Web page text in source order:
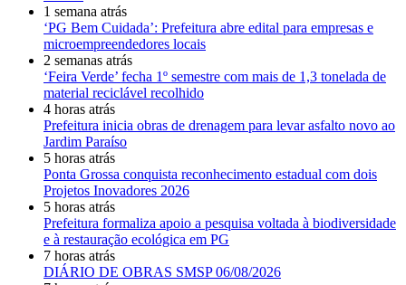
1 semana atrás
‘PG Bem Cuidada’: Prefeitura abre edital para empresas e
microempreendedores locais
2 semanas atrás
‘Feira Verde’ fecha 1º semestre com mais de 1,3 tonelada de
material reciclável recolhido
4 horas atrás
Prefeitura inicia obras de drenagem para levar asfalto novo ao
Jardim Paraíso
5 horas atrás
Ponta Grossa conquista reconhecimento estadual com dois
Projetos Inovadores 2026
5 horas atrás
Prefeitura formaliza apoio a pesquisa voltada à biodiversidade
e à restauração ecológica em PG
7 horas atrás
DIÁRIO DE OBRAS SMSP 06/08/2026